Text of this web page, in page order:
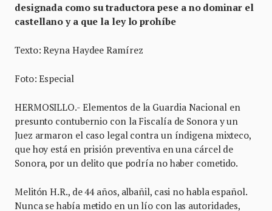
designada como su traductora pese a no dominar el
castellano y a que la ley lo prohíbe
Texto: Reyna Haydee Ramírez
Foto: Especial
HERMOSILLO.- Elementos de la Guardia Nacional en
presunto contubernio con la Fiscalía de Sonora y un
Juez armaron el caso legal contra un índigena mixteco,
que hoy está en prisión preventiva en una cárcel de
Sonora, por un delito que podría no haber cometido.
Melitón H.R., de 44 años, albañil, casi no habla español.
Nunca se había metido en un lío con las autoridades,